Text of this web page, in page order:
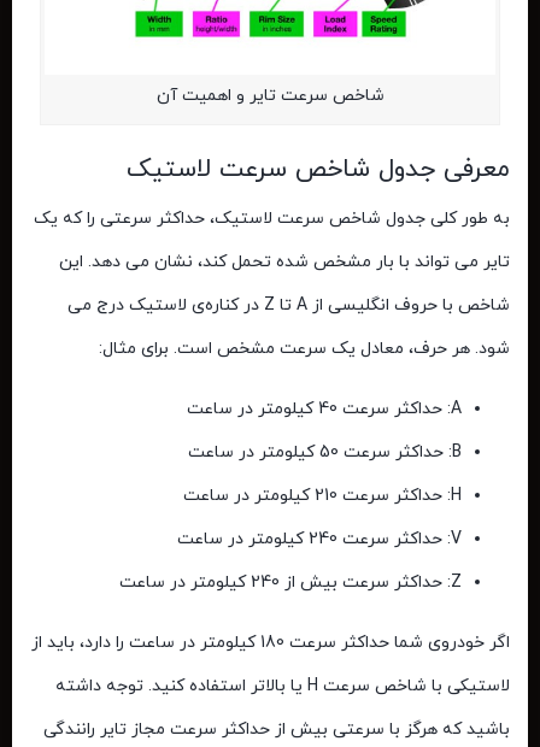
شاخص سرعت تایر و اهمیت آن
معرفی جدول شاخص سرعت لاستیک
به طور کلی جدول شاخص سرعت لاستیک، حداکثر سرعتی را که یک
تایر می ‌تواند با بار مشخص ‌شده تحمل کند، نشان می ‌دهد. این
شاخص با حروف انگلیسی از A تا Z در کناره‌ی لاستیک درج می
‌شود. هر حرف، معادل یک سرعت مشخص است. برای مثال:
A: حداکثر سرعت 40 کیلومتر در ساعت
B: حداکثر سرعت 50 کیلومتر در ساعت
H: حداکثر سرعت 210 کیلومتر در ساعت
V: حداکثر سرعت 240 کیلومتر در ساعت
Z: حداکثر سرعت بیش از 240 کیلومتر در ساعت
اگر خودروی شما حداکثر سرعت 180 کیلومتر در ساعت را دارد، باید از
لاستیکی با شاخص سرعت H یا بالاتر استفاده کنید. توجه داشته
باشید که هرگز با سرعتی بیش از حداکثر سرعت مجاز تایر رانندگی